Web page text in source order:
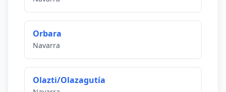
Orbara
Navarra
Olazti/Olazagutía